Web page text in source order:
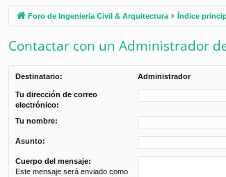
ac
es
rá
pi
d
Foro de Ingenieria Civil & Arquitectura Índice
Contactar con un Administrador
Destinatario: Administrador
Tu dirección de correo
electrónico:
Tu nombre:
Asunto:
Cuerpo del mensaje:
Este mensaje será enviado como